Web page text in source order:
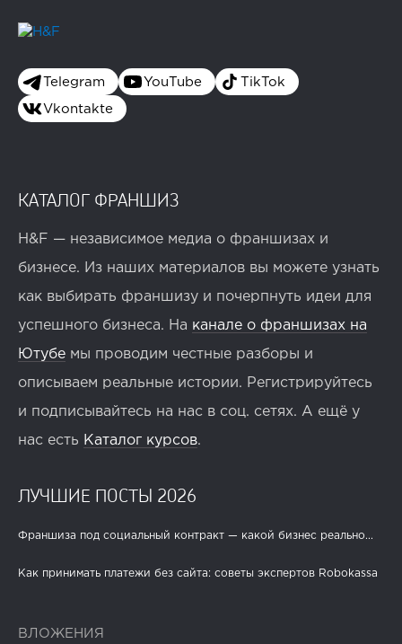
Telegram YouTube TikTok
Vkontakte
КАТАЛОГ ФРАНШИЗ
H&F — независимое медиа о франшизах и
бизнесе. Из наших материалов вы можете узнать
как выбирать франшизу и почерпнуть идеи для
успешного бизнеса. На канале о франшизах на
Ютубе мы проводим честные разборы и
описываем реальные истории. Регистрируйтесь
и подписывайтесь на нас в соц. сетях. А ещё у
нас есть Каталог курсов.
ЛУЧШИЕ ПОСТЫ 2026
Франшиза под социальный контракт — какой бизнес реально...
Как принимать платежи без сайта: советы экспертов Robokassa
ВЛОЖЕНИЯ